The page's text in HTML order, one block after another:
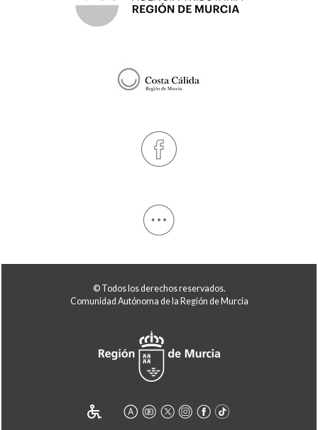
© Todos los derechos reservados.
Comunidad Autónoma de la Región de Murcia